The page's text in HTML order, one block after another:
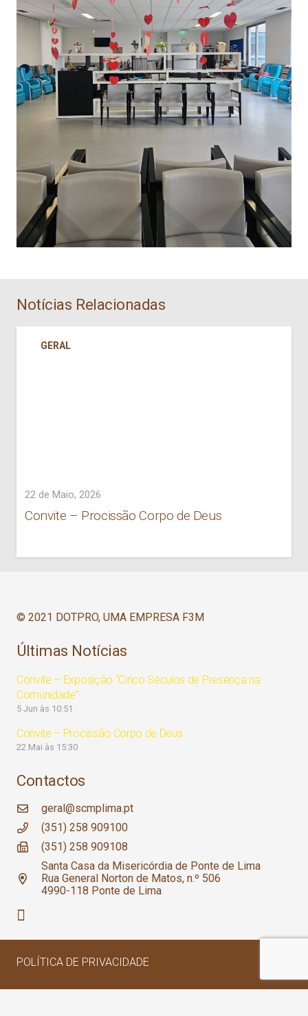
Notícias Relacionadas
GERAL
22 de Maio, 2026
Convite – Procissão Corpo de Deus
© 2021 DOTPRO, UMA EMPRESA F3M
Últimas Notícias
Convite – Exposição “Cinco Séculos de Presença na
Comunidade”
5 Jun às 10:51
Convite – Procissão Corpo de Deus
22 Mai às 15:30
Contactos
geral@scmplima.pt
(351) 258 909100
(351) 258 909108
Santa Casa da Misericórdia de Ponte de Lima
Rua General Norton de Matos, n.º 506
4990-118 Ponte de Lima
POLÍTICA DE PRIVACIDADE